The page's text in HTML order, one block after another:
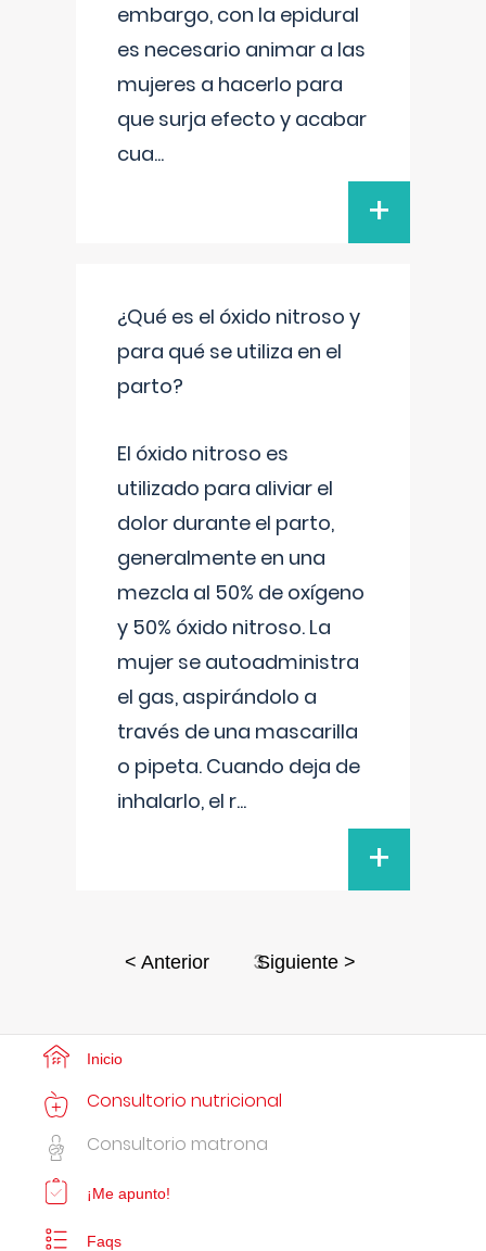
embargo, con la epidural
es necesario animar a las
mujeres a hacerlo para
que surja efecto y acabar
cua...
+
¿Qué es el óxido nitroso y
para qué se utiliza en el
parto?
El óxido nitroso es
utilizado para aliviar el
dolor durante el parto,
generalmente en una
mezcla al 50% de oxígeno
y 50% óxido nitroso. La
mujer se autoadministra
el gas, aspirándolo a
través de una mascarilla
o pipeta. Cuando deja de
inhalarlo, el r...
+
< Anterior 3Siguiente >
Inicio
Consultorio nutricional
Consultorio matrona
¡Me apunto!
Faqs